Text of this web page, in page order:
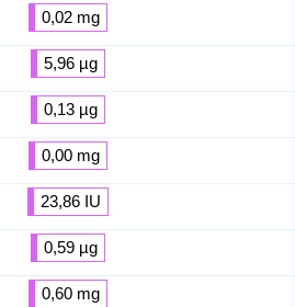
0,02 mg
5,96 µg
0,13 µg
0,00 mg
23,86 IU
0,59 µg
0,60 mg